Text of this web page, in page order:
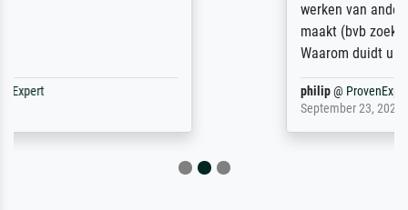
werken van andere wat het onoverzichtelijk
maakt (bvb zoek Ros = ook Rops, Rose etc).